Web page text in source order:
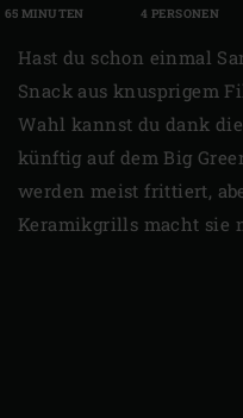
65 MINUTEN
4 PERSONEN
Hast du schon einmal
Snack aus knusprigem
Wahl kannst du dank
künftig auf dem Big
werden meist frittiert,
Keramikgrills macht sie